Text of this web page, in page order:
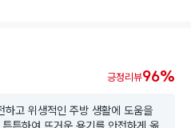
긍정리뷰96%
하고 위생적인 주방 생활에 도움을